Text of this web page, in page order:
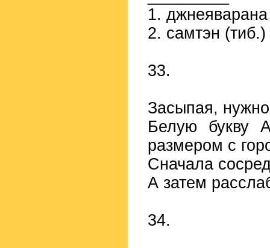
1.
2. самтэн (тиб.)
33.
Засыпая,
Белую букву
размером с
Сначала
А затем
34.